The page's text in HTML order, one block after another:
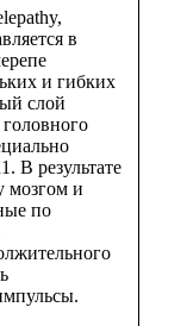
в
и гибких
слой
В результате
мозгом и
по